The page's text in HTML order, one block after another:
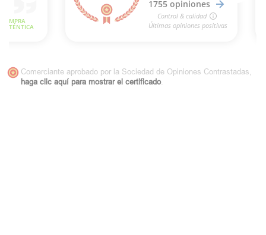
Comerciante aprobado por la Sociedad de Opiniones Contrastadas,
haga clic aquí para mostrar el certificado.